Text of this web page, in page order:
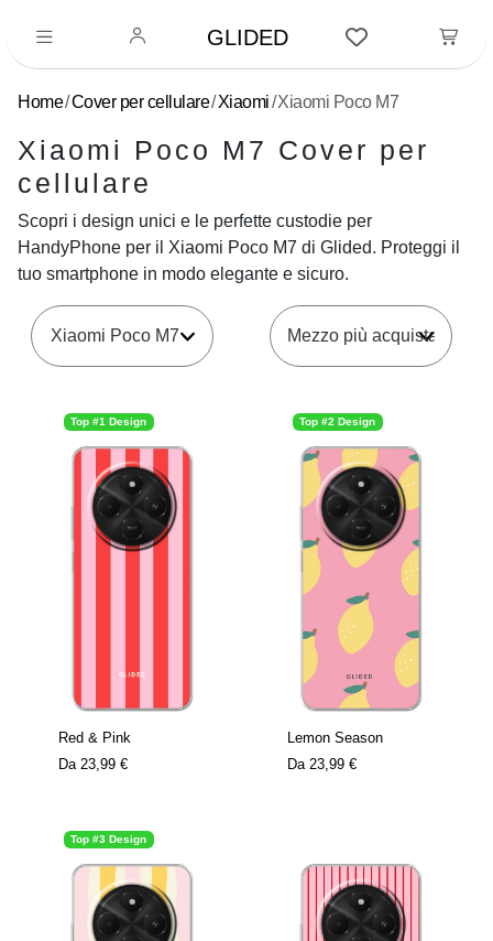
GLIDED
Home Cover per cellulare Xiaomi Xiaomi Poco M7
Xiaomi Poco M7 Cover per
cellulare
Scopri i design unici e le perfette custodie per
HandyPhone per il Xiaomi Poco M7 di Glided. Proteggi il
tuo smartphone in modo elegante e sicuro.
Xiaomi Poco M7
Top #1 Design
Red & Pink
Da 23,99 €
Top #2 Design
Lemon Season
Da 23,99 €
Top #3 Design